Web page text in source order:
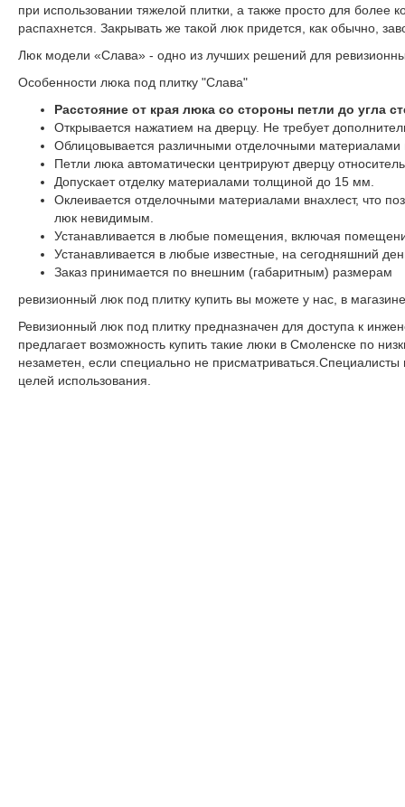
при использовании тяжелой плитки, а также просто для
распахнется. Закрывать же такой люк придется, как обычно,
Люк модели «Слава» - одно из лучших решений для
Особенности люка под плитку "Слава"
Расстояние от края люка со стороны петли до угла
Открывается нажатием на дверцу. Не требует
Облицовывается различными отделочными
Петли люка автоматически центрируют дверцу
Допускает отделку материалами толщиной до 15 мм.
Оклеивается отделочными материалами внахлест, что
люк невидимым.
Устанавливается в любые помещения, включая
Устанавливается в любые известные, на сегодняшний
Заказ принимается по внешним (габаритным) размерам
ревизионный люк под плитку купить вы можете у нас, в
Ревизионный люк под плитку предназначен для доступа к
предлагает возможность купить такие люки в Смоленске по
незаметен, если специально не
целей использования.